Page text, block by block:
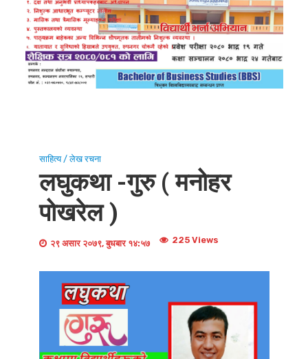
साहित्य / लेख रचना
लघुकथा -गुरु ( मनोहर
पोखरेल )
२९ असार २०७९, बुधबार १४:५७ 225 Views